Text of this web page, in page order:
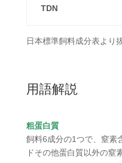
TDN
日本標準飼料成分表より
用語解説
粗蛋白質
飼料6成分の1つで、窒素
ドその他蛋白質以外の窒